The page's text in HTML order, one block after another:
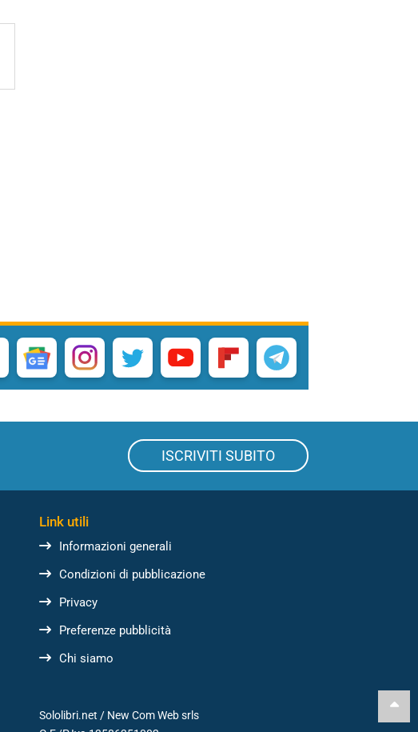
ISCRIVITI SUBITO
Link utili
Informazioni generali
Condizioni di pubblicazione
Privacy
Preferenze pubblicità
Chi siamo
Sololibri.net / New Com Web srls